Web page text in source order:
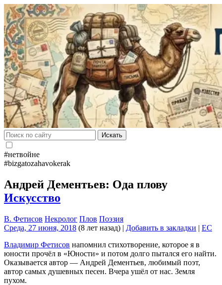
Искать
#нетвойне
#bizgatozahavokerak
Андрей Дементьев: Ода плову
Искусство
В. Фетисов Некролог Плов Поэзия
Среда, 27 июня, 2018 (8 лет назад) | Добавить в закладки | EC
Владимир Фетисов напомнил стихотворение, которое я в
юности прочёл в «Юности» и потом долго пытался его найти.
Оказывается автор — Андрей Дементьев, любимый поэт,
автор самых душевных песен. Вчера ушёл от нас. Земля
пухом.